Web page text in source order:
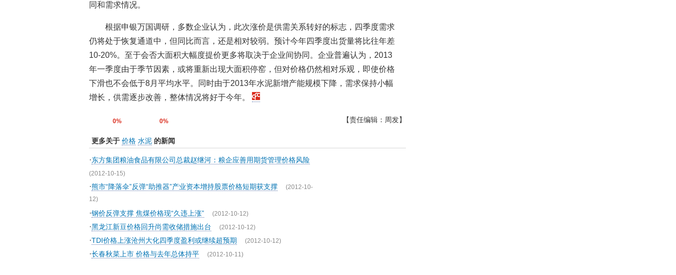
同和需求情况。
根据申银万国调研，多数企业认为，此次涨价是供需关系转好的标志，四季度需求
仍将处于恢复通道中，但同比而言，还是相对较弱。预计今年四季度出货量将比往年差
10-20%。至于会否大面积大幅度提价更多将取决于企业间协同。企业普遍认为，2013
年一季度由于季节因素，或将重新出现大面积停窑，但对价格仍然相对乐观，即使价格
下滑也不会低于8月平均水平。同时由于2013年水泥新增产能规模下降，需求保持小幅
增长，供需逐步改善，整体情况将好于今年。
0% 0% 【责任编辑：周发】
更多关于 价格 水泥 的新闻
·东方集团粮油食品有限公司总裁赵继河：粮企应善用期货管理价格风险
(2012-10-15)
·熊市“降落伞”反弹“助推器”产业资本增持股票价格短期获支撑 (2012-10-
12)
·钢价反弹支撑 焦煤价格现“久违上涨” (2012-10-12)
·黑龙江新豆价格回升尚需收储措施出台 (2012-10-12)
·TDI价格上涨沧州大化四季度盈利或继续超预期 (2012-10-12)
·长春秋菜上市 价格与去年总体持平 (2012-10-11)